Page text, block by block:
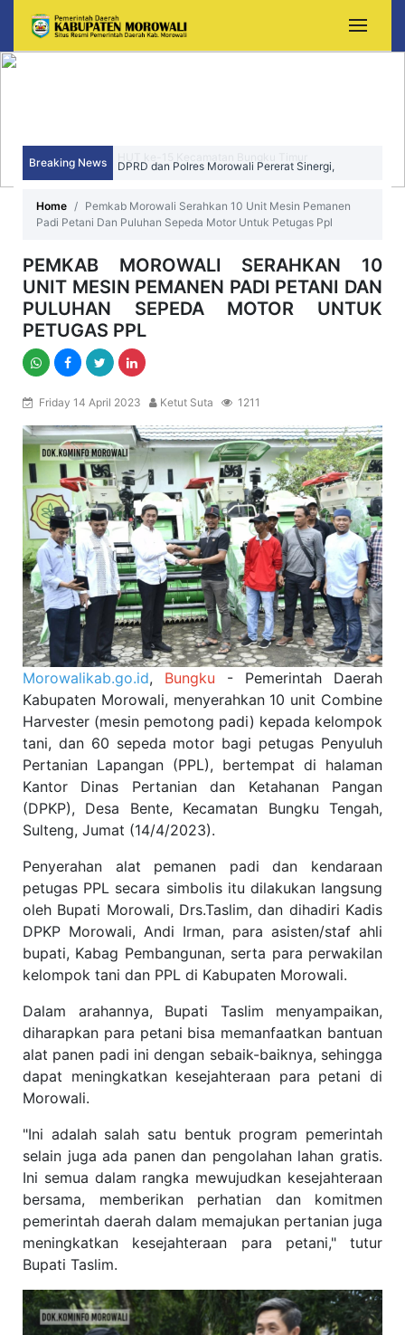
Breaking News DPRD dan Polres Morowali Pererat Sinergi,
Home
Pemkab Morowali Serahkan 10 Unit Mesin Pemanen
Padi Petani Dan Puluhan Sepeda Motor Untuk Petugas Ppl
PEMKAB MOROWALI SERAHKAN 10
UNIT MESIN PEMANEN PADI PETANI DAN
PULUHAN SEPEDA MOTOR UNTUK
PETUGAS PPL
Friday 14 April 2023 Ketut Suta 1211
Morowalikab.go.id, Bungku - Pemerintah Daerah
Kabupaten Morowali, menyerahkan 10 unit Combine
Harvester (mesin pemotong padi) kepada kelompok
tani, dan 60 sepeda motor bagi petugas Penyuluh
Pertanian Lapangan (PPL), bertempat di halaman
Kantor Dinas Pertanian dan Ketahanan Pangan
(DPKP), Desa Bente, Kecamatan Bungku Tengah,
Sulteng, Jumat (14/4/2023).
Penyerahan alat pemanen padi dan kendaraan
petugas PPL secara simbolis itu dilakukan langsung
oleh Bupati Morowali, Drs.Taslim, dan dihadiri Kadis
DPKP Morowali, Andi Irman, para asisten/staf ahli
bupati, Kabag Pembangunan, serta para perwakilan
kelompok tani dan PPL di Kabupaten Morowali.
Dalam arahannya, Bupati Taslim menyampaikan,
diharapkan para petani bisa memanfaatkan bantuan
alat panen padi ini dengan sebaik-baiknya, sehingga
dapat meningkatkan kesejahteraan para petani di
Morowali.
"Ini adalah salah satu bentuk program pemerintah
selain juga ada panen dan pengolahan lahan gratis.
Ini semua dalam rangka mewujudkan kesejahteraan
bersama, memberikan perhatian dan komitmen
pemerintah daerah dalam memajukan pertanian juga
meningkatkan kesejahteraan para petani," tutur
Bupati Taslim.